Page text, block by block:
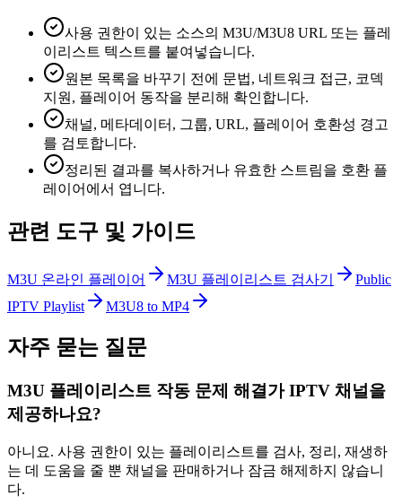
사용 권한이 있는 소스의 M3U/M3U8 URL 또는 플레
이리스트 텍스트를 붙여넣습니다.
원본 목록을 바꾸기 전에 문법, 네트워크 접근, 코덱
지원, 플레이어 동작을 분리해 확인합니다.
채널, 메타데이터, 그룹, URL, 플레이어 호환성 경고
를 검토합니다.
정리된 결과를 복사하거나 유효한 스트림을 호환 플
레이어에서 엽니다.
관련 도구 및 가이드
M3U 온라인 플레이어 M3U 플레이리스트 검사기
Public
IPTV Playlist
M3U8 to MP4
자주 묻는 질문
M3U 플레이리스트 작동 문제 해결가 IPTV 채널을
제공하나요?
아니요. 사용 권한이 있는 플레이리스트를 검사, 정리, 재생하
는 데 도움을 줄 뿐 채널을 판매하거나 잠금 해제하지 않습니
다.